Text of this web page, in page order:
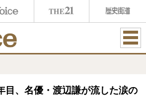
ME
目、名優・渡辺謙が流した涙の